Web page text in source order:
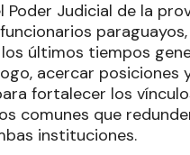
Poder Judicial de la
paraguayos,
últimos tiempos
acercar posiciones
fortalecer los
comunes que
instituciones.